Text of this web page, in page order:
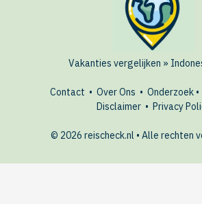
Vakanties vergelijken »
Contact • Over Ons • Onderzoek•
Disclaimer• Privacy
© 2026 reischeck.nl • Alle rechten